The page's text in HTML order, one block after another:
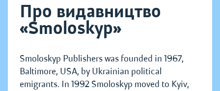
Про видавництво
«Smoloskyp»
Smoloskyp Publishers was founded in 1967,
Baltimore, USA, by Ukrainian political
emigrants. In 1992 Smoloskyp moved to Kyiv,